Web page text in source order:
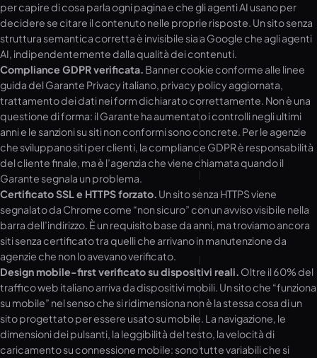
per capire di cosa parla ogni pagina e che gli agenti AI usano per
decidere se citare il contenuto nelle proprie risposte. Un sito senza
struttura semantica corretta è invisibile sia a Google che agli agenti
AI, indipendentemente dalla qualità dei contenuti.
Compliance GDPR verificata. Banner cookie conforme alle linee
guida del Garante Privacy italiano, privacy policy aggiornata,
trattamento dei dati nei form dichiarato correttamente. Non è una
questione di forma: il Garante ha aumentato i controlli negli ultimi
anni e le sanzioni su siti non conformi sono concrete. Per le agenzie
che sviluppano siti per clienti, la compliance GDPR è responsabilità
del cliente finale, ma è l’agenzia che viene chiamata quando il
Garante segnala un problema.
Certificato SSL e HTTPS forzato. Un sito senza HTTPS viene
segnalato da Chrome come “non sicuro” con un avviso visibile nella
barra dell’indirizzo. È un requisito base da anni, ma troviamo ancora
siti senza certificato tra quelli che arrivano in manutenzione da
agenzie che non lo avevano verificato.
Design mobile-first verificato su dispositivi reali. Oltre il 60% del
traffico web italiano arriva da dispositivi mobili. Un sito che “funziona
su mobile” nel senso che si ridimensiona non è la stessa cosa di un
sito progettato per essere usato su mobile. La navigazione, le
dimensioni dei pulsanti, la leggibilità del testo, la velocità di
caricamento su connessione mobile: sono tutte variabili che si